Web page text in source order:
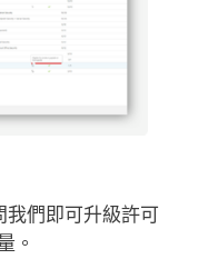
我們即可升級許可
。